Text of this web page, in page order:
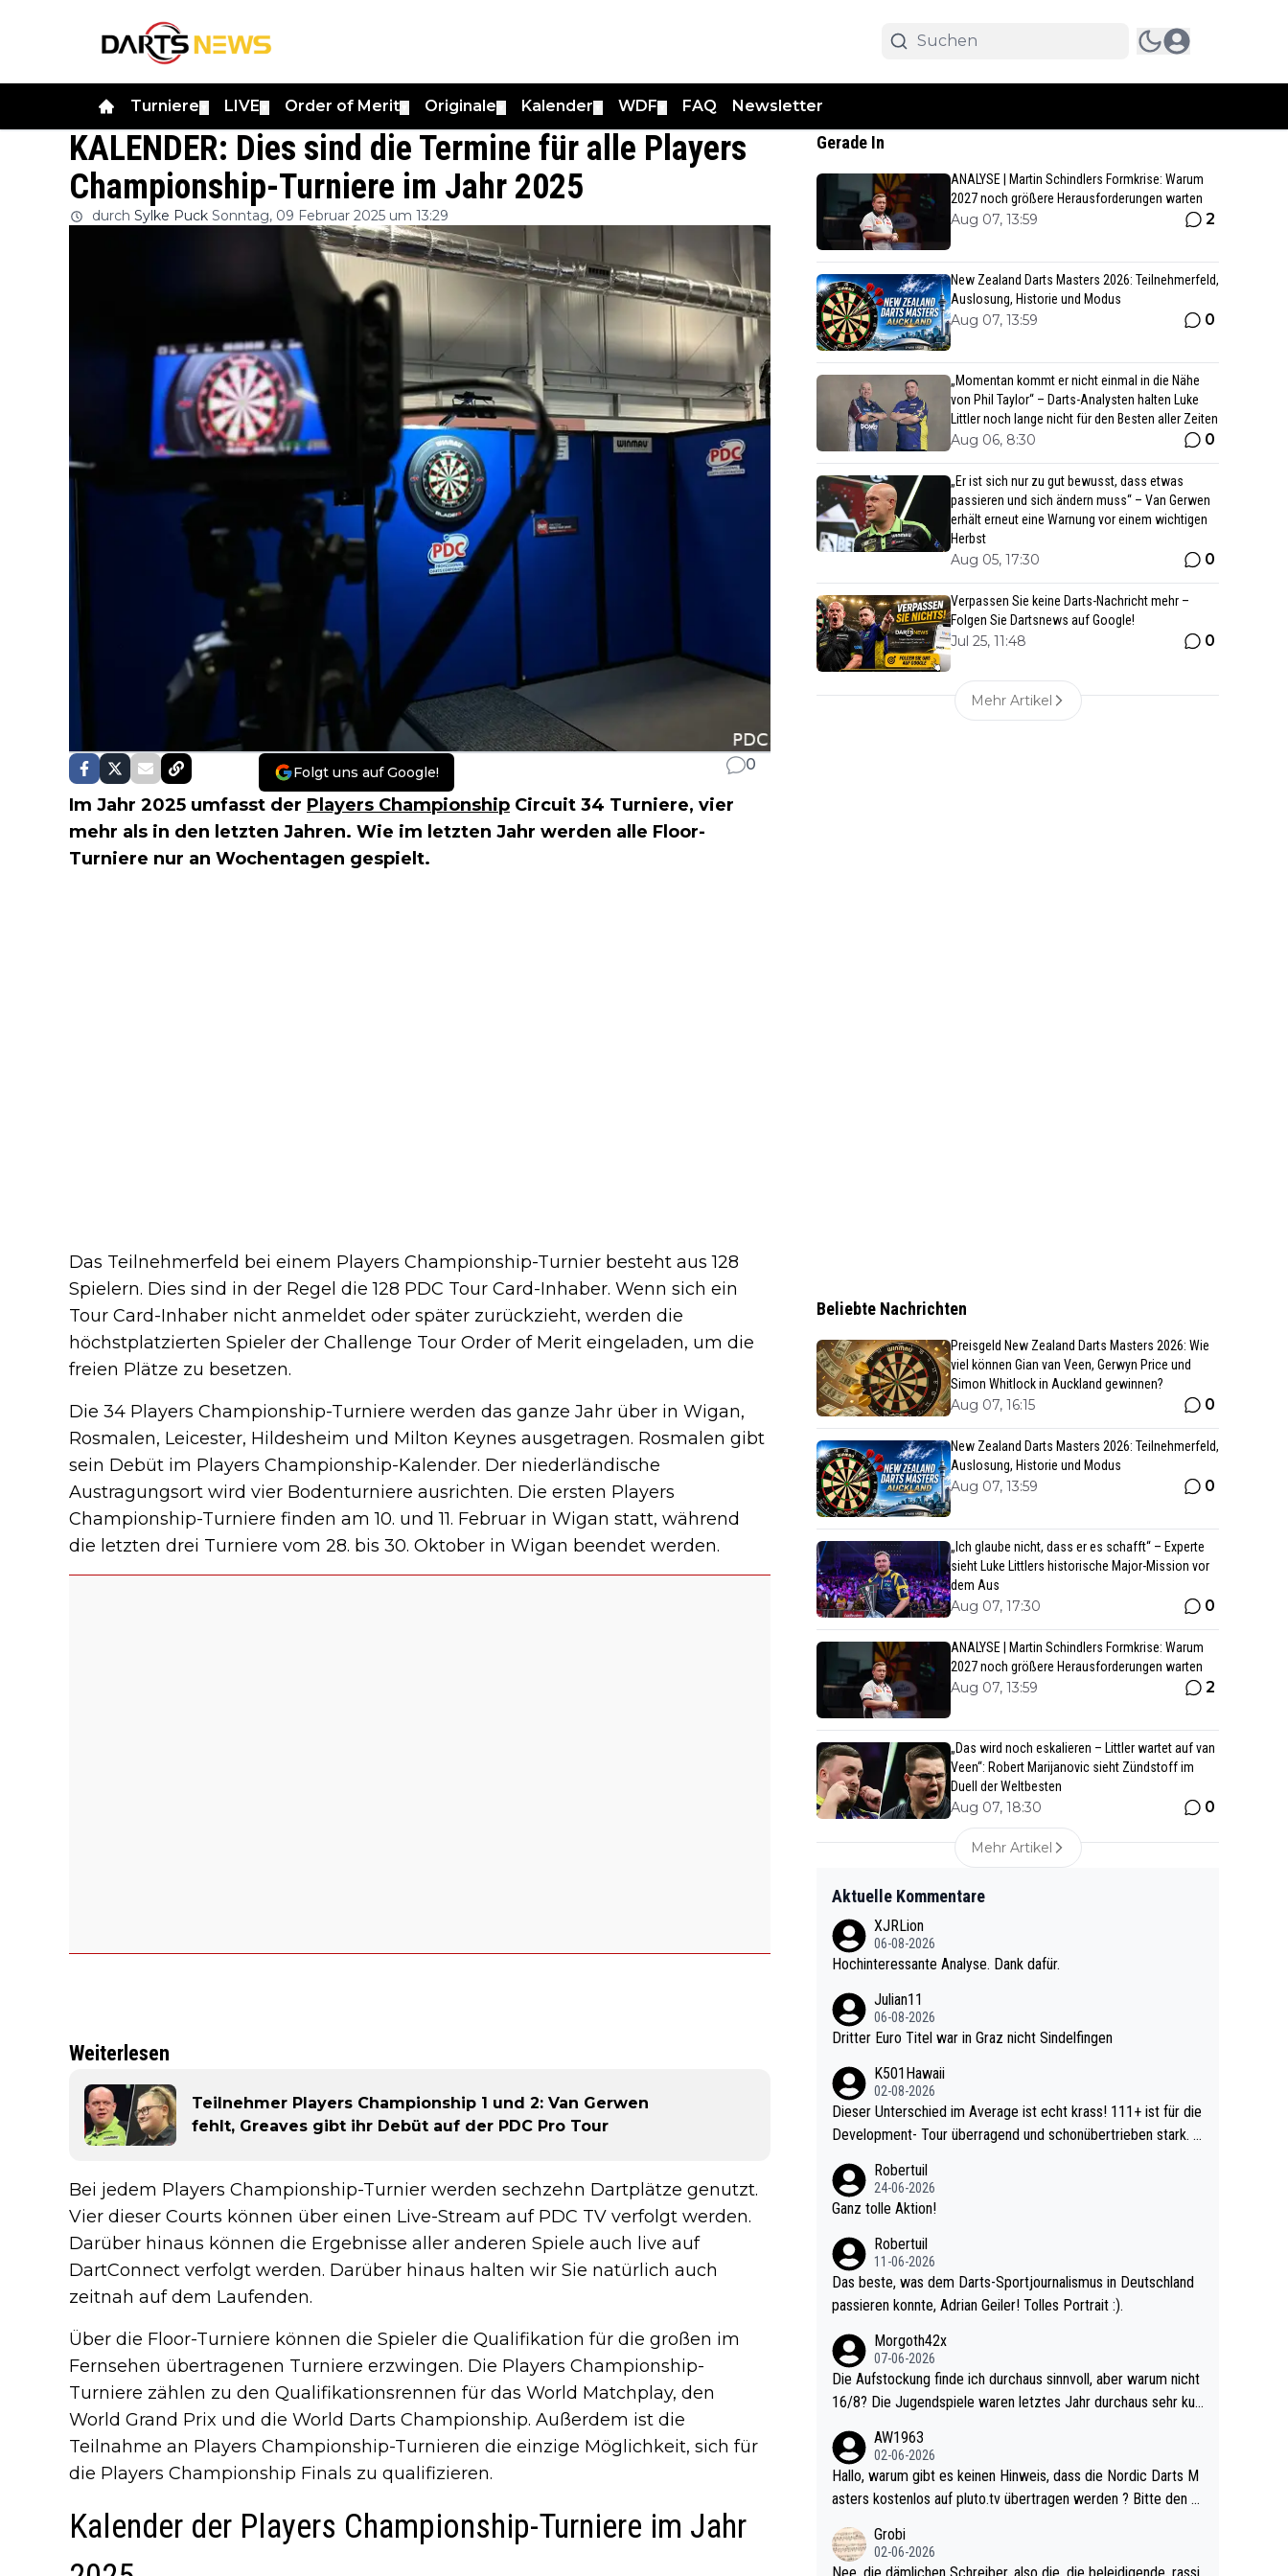
Turniere LIVE Order of Merit Originale Kalender WDF FAQ Newsletter
KALENDER: Dies sind die Termine für alle Players
Championship-Turniere im Jahr 2025
durch Sylke Puck Sonntag, 09 Februar 2025 um 13:29
Folgt uns auf Google! 0
Im Jahr 2025 umfasst der Players Championship Circuit 34 Turniere, vier
mehr als in den letzten Jahren. Wie im letzten Jahr werden alle Floor-
Turniere nur an Wochentagen gespielt.
Das Teilnehmerfeld bei einem Players Championship-Turnier besteht aus 128
Spielern. Dies sind in der Regel die 128 PDC Tour Card-Inhaber. Wenn sich ein
Tour Card-Inhaber nicht anmeldet oder später zurückzieht, werden die
höchstplatzierten Spieler der Challenge Tour Order of Merit eingeladen, um die
freien Plätze zu besetzen.
Die 34 Players Championship-Turniere werden das ganze Jahr über in Wigan,
Rosmalen, Leicester, Hildesheim und Milton Keynes ausgetragen. Rosmalen gibt
sein Debüt im Players Championship-Kalender. Der niederländische
Austragungsort wird vier Bodenturniere ausrichten. Die ersten Players
Championship-Turniere finden am 10. und 11. Februar in Wigan statt, während
die letzten drei Turniere vom 28. bis 30. Oktober in Wigan beendet werden.
Weiterlesen
Teilnehmer Players Championship 1 und 2: Van Gerwen
fehlt, Greaves gibt ihr Debüt auf der PDC Pro Tour
Bei jedem Players Championship-Turnier werden sechzehn Dartplätze genutzt.
Vier dieser Courts können über einen Live-Stream auf PDC TV verfolgt werden.
Darüber hinaus können die Ergebnisse aller anderen Spiele auch live auf
DartConnect verfolgt werden. Darüber hinaus halten wir Sie natürlich auch
zeitnah auf dem Laufenden.
Über die Floor-Turniere können die Spieler die Qualifikation für die großen im
Fernsehen übertragenen Turniere erzwingen. Die Players Championship-
Turniere zählen zu den Qualifikationsrennen für das World Matchplay, den
World Grand Prix und die World Darts Championship. Außerdem ist die
Teilnahme an Players Championship-Turnieren die einzige Möglichkeit, sich für
die Players Championship Finals zu qualifizieren.
Kalender der Players Championship-Turniere im Jahr
Gerade In
ANALYSE | Martin Schindlers Formkrise: Warum
2027 noch größere Herausforderungen warten
Aug 07, 13:59 2
New Zealand Darts Masters 2026: Teilnehmerfeld,
Auslosung, Historie und Modus
Aug 07, 13:59 0
„Momentan kommt er nicht einmal in die Nähe
von Phil Taylor“ – Darts-Analysten halten Luke
Littler noch lange nicht für den Besten aller Zeiten
Aug 06, 8:30 0
„Er ist sich nur zu gut bewusst, dass etwas
passieren und sich ändern muss“ – Van Gerwen
erhält erneut eine Warnung vor einem wichtigen
Herbst
Aug 05, 17:30 0
Verpassen Sie keine Darts-Nachricht mehr –
Folgen Sie Dartsnews auf Google!
Jul 25, 11:48 0
Mehr Artikel
Beliebte Nachrichten
Preisgeld New Zealand Darts Masters 2026: Wie
viel können Gian van Veen, Gerwyn Price und
Simon Whitlock in Auckland gewinnen?
Aug 07, 16:15 0
New Zealand Darts Masters 2026: Teilnehmerfeld,
Auslosung, Historie und Modus
Aug 07, 13:59 0
„Ich glaube nicht, dass er es schafft“ – Experte
sieht Luke Littlers historische Major-Mission vor
dem Aus
Aug 07, 17:30 0
ANALYSE | Martin Schindlers Formkrise: Warum
2027 noch größere Herausforderungen warten
Aug 07, 13:59 2
„Das wird noch eskalieren – Littler wartet auf van
Veen“: Robert Marijanovic sieht Zündstoff im
Duell der Weltbesten
Aug 07, 18:30 0
Mehr Artikel
Aktuelle Kommentare
XJRLion
06-08-2026
Hochinteressante Analyse. Dank dafür.
Julian11
06-08-2026
Dritter Euro Titel war in Graz nicht Sindelfingen
K501Hawaii
02-08-2026
Dieser Unterschied im Average ist echt krass! 111+ ist für die
Development- Tour überragend und schonübertrieben stark. U
e mal 40+ erst recht. Da gewinnst keinen Blumentopf - ist ja n
och krasser wie ein Pokalspiel eines Kreisligisten vs einem Bu
Robertuil
24-06-2026
Ganz tolle Aktion!
Robertuil
11-06-2026
Das beste, was dem Darts-Sportjournalismus in Deutschland
passieren konnte, Adrian Geiler! Tolles Portrait :).
Morgoth42x
07-06-2026
Die Aufstockung finde ich durchaus sinnvoll, aber warum nicht
16/8? Die Jugendspiele waren letztes Jahr durchaus sehr kur
l. Allerdings ist Mitchell Lawrie als Nummer 1 der Welt eh quali
fiziert. Somit ändert die automatische Qualifikation des Weltm
eisters erstmal nichts. Ich denke sie wollen damit für nächste
d wohl wenig WDF Turniere spielen. Dies war bei Archie Self l
etztes Jahr der Fall. Er musste als amtierender Weltmeister d
AW1963
02-06-2026
Hallo, warum gibt es keinen Hinweis, dass die Nordic Darts M
asters kostenlos auf pluto.tv übertragen werden ? Bitte den A
Grobi
02-06-2026